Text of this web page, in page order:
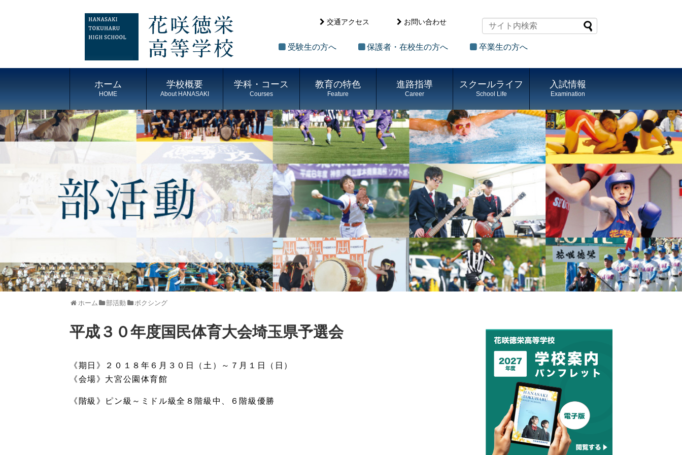
交通アクセス お問い合わせ
受験生の方へ 保護者・在校生の方へ 卒業生の方へ
ホーム
HOME
学校概要
About HANASAKI
学科・コース
Courses
教育の特色
Feature
進路指導
Career
スクールライフ
School Life
入試情報
Examination
ホーム 部活動 ボクシング
平成３０年度国民体育大会埼玉県予選会
《期日》２０１８年６月３０日（土）～７月１日（日）
《会場》大宮公園体育館
《階級》ピン級～ミドル級全８階級中、６階級優勝